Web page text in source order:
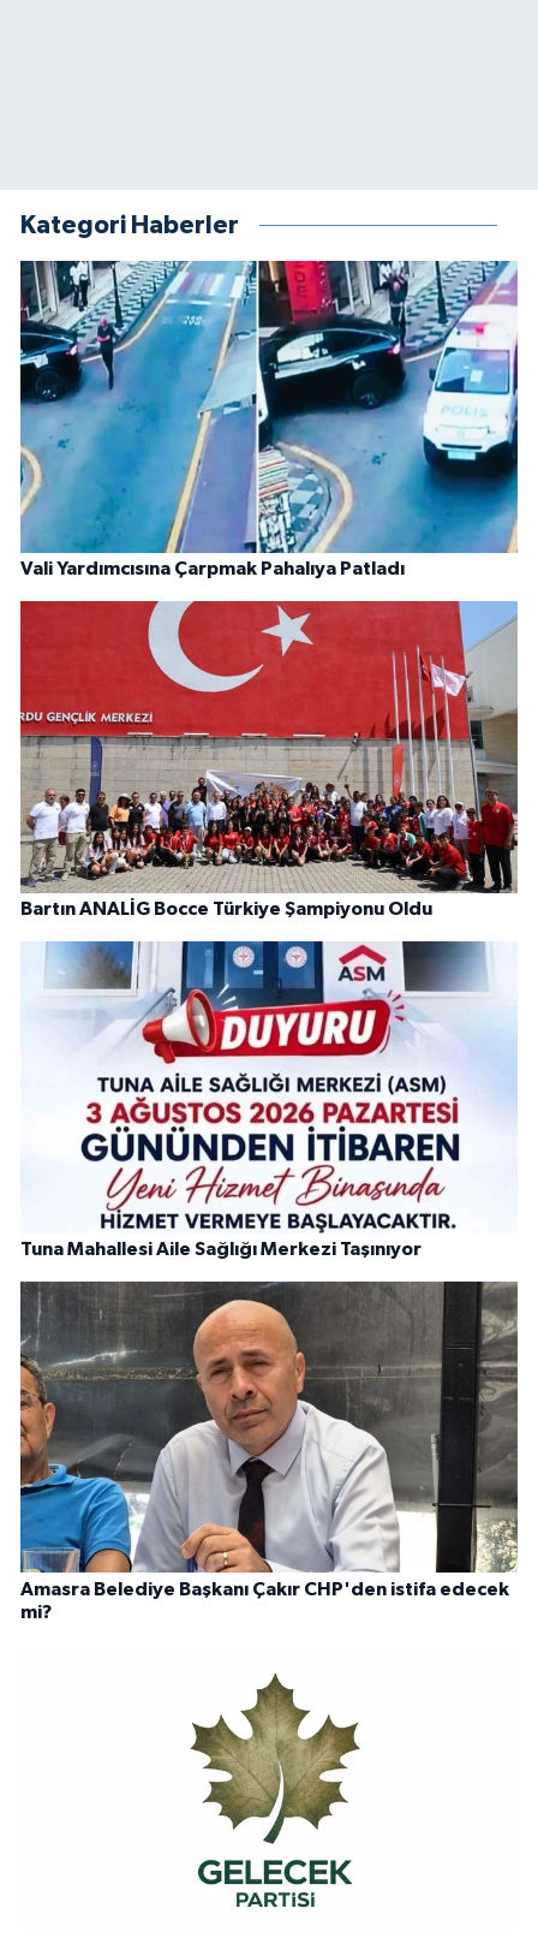
Kategori Haberler
Vali Yardımcısına Çarpmak Pahalıya Patladı
Bartın ANALİG Bocce Türkiye Şampiyonu Oldu
Tuna Mahallesi Aile Sağlığı Merkezi Taşınıyor
Amasra Belediye Başkanı Çakır CHP'den istifa edecek
mi?